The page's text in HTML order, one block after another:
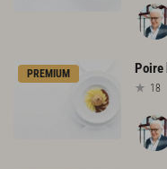
PREMIUM Poire
18